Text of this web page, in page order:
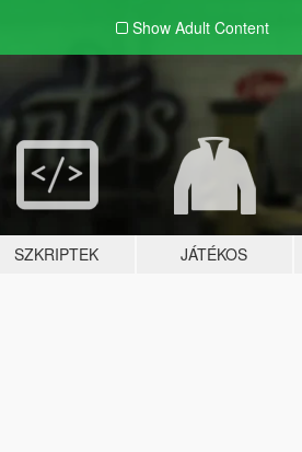
Show Adult Content
SZKRIPTEK JÁTÉKOS